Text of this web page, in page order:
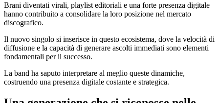
Brani diventati virali, playlist editoriali e una forte presenza digitale
hanno contribuito a consolidare la loro posizione nel mercato
discografico.
Il nuovo singolo si inserisce in questo ecosistema, dove la velocità di
diffusione e la capacità di generare ascolti immediati sono elementi
fondamentali per il successo.
La band ha saputo interpretare al meglio queste dinamiche,
costruendo una presenza digitale costante e strategica.